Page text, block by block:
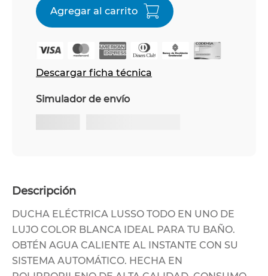
Descargar ficha técnica
Simulador de envío
Descripción
DUCHA ELÉCTRICA LUSSO TODO EN UNO DE
LUJO COLOR BLANCA IDEAL PARA TU BAÑO.
OBTÉN AGUA CALIENTE AL INSTANTE CON SU
SISTEMA AUTOMÁTICO. HECHA EN